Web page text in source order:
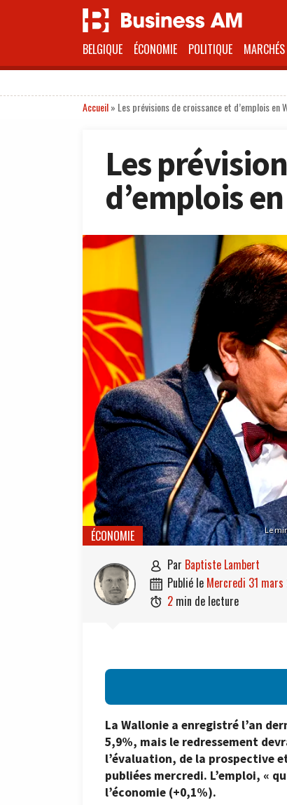
BELGIQUE ÉCONOMIE POLITIQUE MARCHÉS
Accueil» Les prévisions de croissance et d’emplois en
Les
d’emplois
Le
ÉCONOMIE
 par Baptiste Lambert
 publié le mercredi 31
 2 min de lecture
La Wallonie a enregistré l’an
5,9%, mais le redressement
l’évaluation, de la prospective
publiées mercredi. L’emploi, «
l’économie (+0,1%).